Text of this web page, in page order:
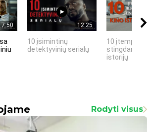
12:25
10 įsimintinų
detektyvinių serialų
10 įtemptų,
stingdančių
istorijų
Rodyti visus